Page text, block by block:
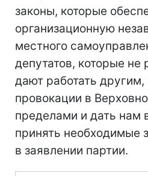
законы, которые
организационную
местного
депутатов, которые не
дают работать другим,
провокации в
пределами и дать нам
принять необходимые
в заявлении партии.